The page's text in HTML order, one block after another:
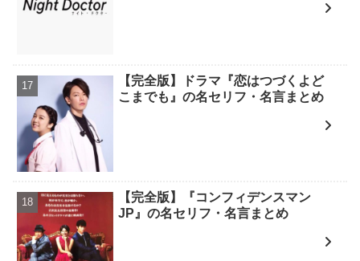
【完全版】ドラマ『恋はつづくよど
こまでも』の名セリフ・名言まとめ
【完全版】『コンフィデンスマン
JP』の名セリフ・名言まとめ